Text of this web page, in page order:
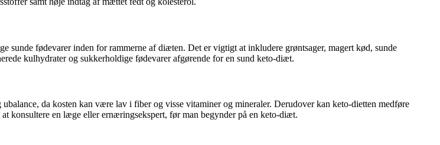
fødevarer inden for rammerne af diæten. Det er vigtigt at inkludere grøntsager, magert kød, sunde
kulhydrater og sukkerholdige fødevarer afgørende for en sund keto-diæt.
da kosten kan være lav i fiber og visse vitaminer og mineraler. Derudover kan keto-dietten medføre
konsultere en læge eller ernæringsekspert, før man begynder på en keto-diæt.